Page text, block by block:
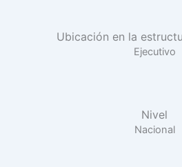
Ubicación en la
Ejecutivo
Nivel
Nacional